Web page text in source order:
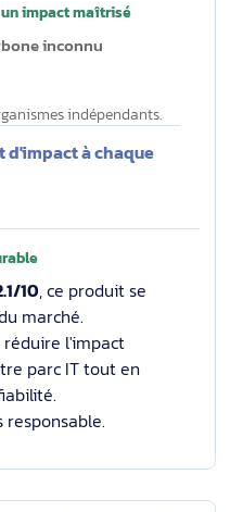
impact maîtrisé
inconnu
indépendants.
d'impact à chaque
10, ce produit se
marché.
l'impact
parc IT tout en
responsable.